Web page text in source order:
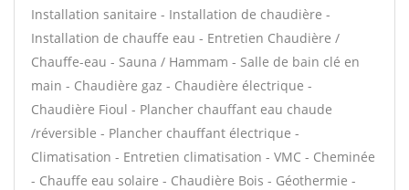
Installation sanitaire - Installation de chaudière -
Installation de chauffe eau - Entretien Chaudière /
Chauffe-eau - Sauna / Hammam - Salle de bain clé en
main - Chaudière gaz - Chaudière électrique -
Chaudière Fioul - Plancher chauffant eau chaude
/réversible - Plancher chauffant électrique -
Climatisation - Entretien climatisation - VMC - Cheminée
- Chauffe eau solaire - Chaudière Bois - Géothermie -